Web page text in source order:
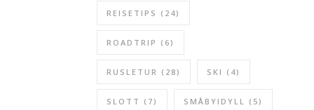
REISETIPS (24)
ROADTRIP (6)
RUSLETUR (28) SKI (4)
SLOTT (7) SMÅBYIDYLL (5)